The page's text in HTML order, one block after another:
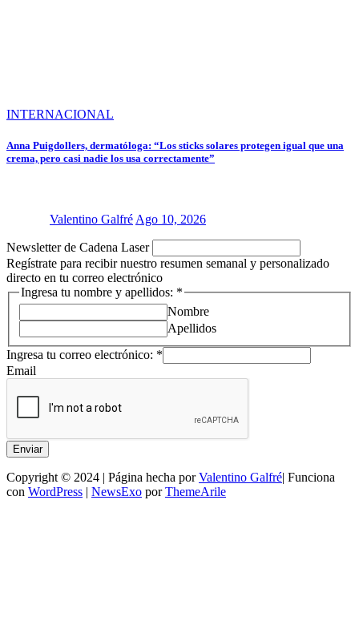
INTERNACIONAL
Anna Puigdollers, dermatóloga: “Los sticks solares protegen igual que una
crema, pero casi nadie los usa correctamente”
Valentino Galfré Ago 10, 2026
Newsletter de Cadena Laser
Regístrate para recibir nuestro resumen semanal y personalizado
directo en tu correo electrónico
Ingresa tu nombre y apellidos: *
Nombre
Apellidos
de
tu
Cadena
Ingresa tu correo electrónico: *
Email
Enviar
Copyright © 2024 | Página hecha porValentino Galfré| Funciona
con WordPress | NewsExo porThemeArile